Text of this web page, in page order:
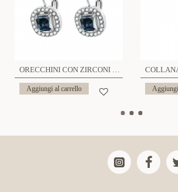
ORECCHINI CON ZIRCONI QUADRATI - WF2360E674
Aggiungi al carrello